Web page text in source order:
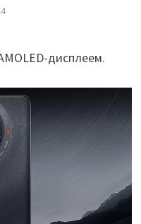
дисплеем.